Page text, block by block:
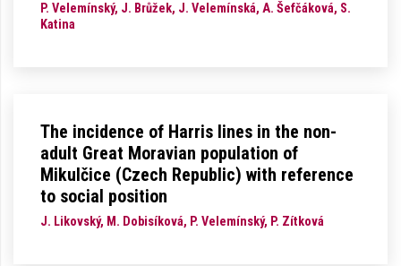
P. Velemínský, J. Brůžek, J. Velemínská, A. Šefčáková, S.
Katina
The incidence of Harris lines in the non-
adult Great Moravian population of
Mikulčice (Czech Republic) with reference
to social position
J. Likovský, M. Dobisíková, P. Velemínský, P. Zítková